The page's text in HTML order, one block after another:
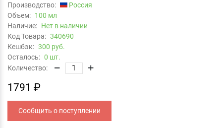
Производство:
Россия
Объем: 100 мл
Наличие: Нет в наличии
Код Товара: 340690
Кешбэк: 300 руб.
Осталось: 0 шт.
Количество:
1791 ₽
Сообщить о поступлении